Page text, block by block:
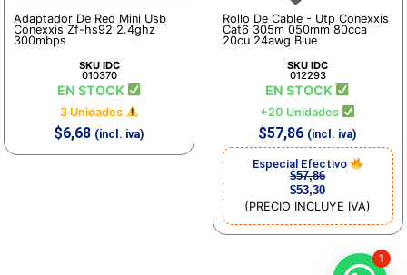
Adaptador De Red Mini Usb
Conexxis Zf-hs92 2.4ghz
300mbps
SKU IDC
010370
EN STOCK
3 Unidades
$6,68 (incl. iva)
Rollo De Cable - Utp Conexxis
Cat6 305m 050mm 80cca
20cu 24awg Blue
SKU IDC
012293
EN STOCK
+20 Unidades
$57,86 (incl. iva)
Especial Efectivo
$57,86
$53,30
(PRECIO INCLUYE IVA)
1